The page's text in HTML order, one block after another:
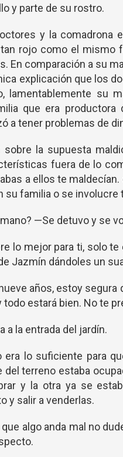
y parte de su rostro.
y la comadrona
rojo como el mismo
En comparación a su
explicación que los
lamentablemente su
que era productora
a tener problemas de
la supuesta
fuera de lo
a ellos te
su familia o se
—Se detuvo y se
lo mejor para ti, solo
Jazmín dándoles un
años, estoy segura
estará bien. No te
a la entrada del jardín.
era lo suficiente para
del terreno estaba
y la otra ya se
y salir a venderlas.
algo anda mal no